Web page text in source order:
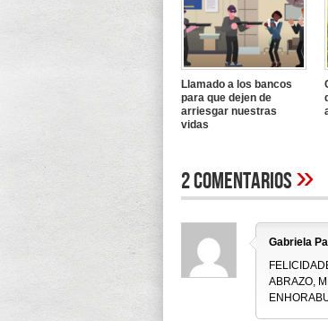
Llamado a los bancos
para que dejen de
arriesgar nuestras
vidas
2 Comentarios»
Gabriela
ABRAZO,